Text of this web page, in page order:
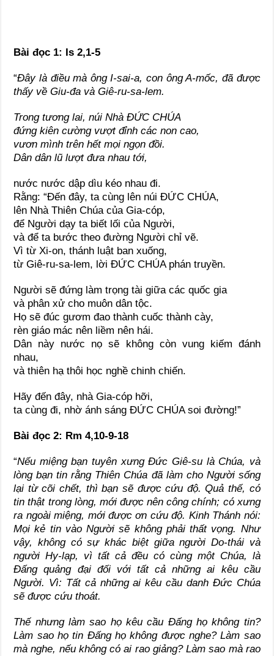
Bài đọc 1: Is 2,1-5
“Đây là điều mà ông I-sai-a, con ông A-mốc, đã được
thấy về Giu-đa và Giê-ru-sa-lem.
Trong tương lai, núi Nhà ĐỨC CHÚA
đứng kiên cường vượt đỉnh các non cao,
vươn mình trên hết mọi ngọn đồi.
Dân dân lũ lượt đưa nhau tới,
nước nước dập dìu kéo nhau đi.
Rằng: “Đến đây, ta cùng lên núi ĐỨC CHÚA,
lên Nhà Thiên Chúa của Gia-cóp,
để Người dạy ta biết lối của Người,
và để ta bước theo đường Người chỉ vẽ.
Vì từ Xi-on, thánh luật ban xuống,
từ Giê-ru-sa-lem, lời ĐỨC CHÚA phán truyền.
Người sẽ đứng làm trọng tài giữa các quốc gia
và phân xử cho muôn dân tộc.
Họ sẽ đúc gươm đao thành cuốc thành cày,
rèn giáo mác nên liềm nên hái.
Dân này nước nọ sẽ không còn vung kiếm đánh
nhau,
và thiên hạ thôi học nghề chinh chiến.
Hãy đến đây, nhà Gia-cóp hỡi,
ta cùng đi, nhờ ánh sáng ĐỨC CHÚA soi đường!”
Bài đọc 2: Rm 4,10-9-18
“Nếu miệng bạn tuyên xưng Đức Giê-su là Chúa, và
lòng bạn tin rằng Thiên Chúa đã làm cho Người sống
lại từ cõi chết, thì bạn sẽ được cứu độ. Quả thế, có
tin thật trong lòng, mới được nên công chính; có xưng
ra ngoài miệng, mới được ơn cứu độ. Kinh Thánh nói:
Mọi kẻ tin vào Người sẽ không phải thất vọng. Như
vậy, không có sự khác biệt giữa người Do-thái và
người Hy-lạp, vì tất cả đều có cùng một Chúa, là
Đấng quảng đại đối với tất cả những ai kêu cầu
Người. Vì: Tất cả những ai kêu cầu danh Đức Chúa
sẽ được cứu thoát.
Thế nhưng làm sao họ kêu cầu Đấng họ không tin?
Làm sao họ tin Đấng họ không được nghe? Làm sao
mà nghe, nếu không có ai rao giảng? Làm sao mà rao